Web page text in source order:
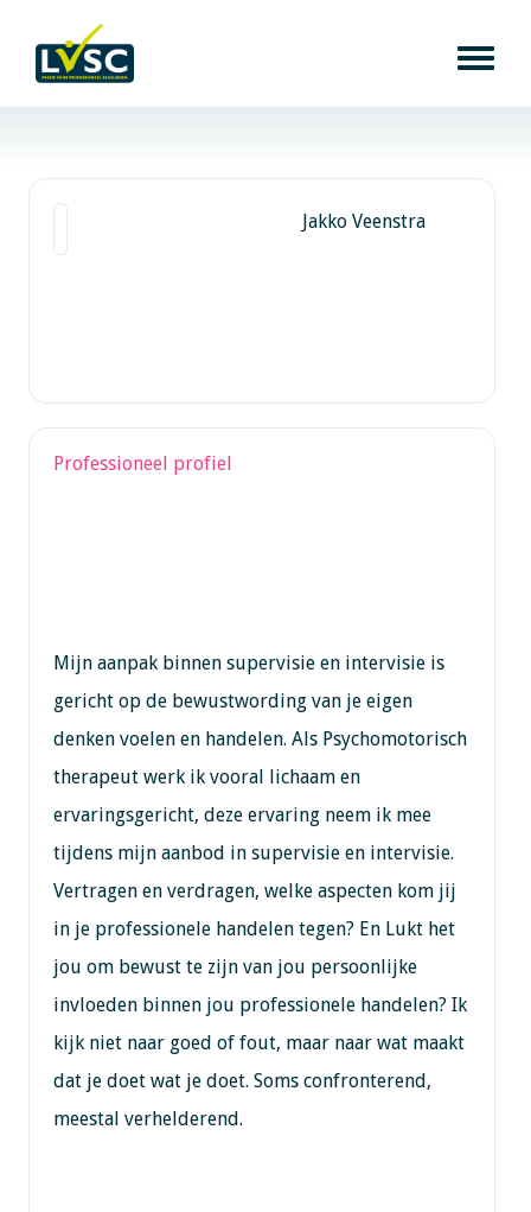
Jakko Veenstra
Professioneel profiel
Mijn aanpak binnen supervisie en intervisie is
gericht op de bewustwording van je eigen
denken voelen en handelen. Als Psychomotorisch
therapeut werk ik vooral lichaam en
ervaringsgericht, deze ervaring neem ik mee
tijdens mijn aanbod in supervisie en intervisie.
Vertragen en verdragen, welke aspecten kom jij
in je professionele handelen tegen? En Lukt het
jou om bewust te zijn van jou persoonlijke
invloeden binnen jou professionele handelen? Ik
kijk niet naar goed of fout, maar naar wat maakt
dat je doet wat je doet. Soms confronterend,
meestal verhelderend.